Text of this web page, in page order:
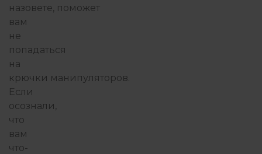
назовете, поможет
вам
не
попадаться
на
крючки манипуляторов.
Если
осознали,
что
вам
что-